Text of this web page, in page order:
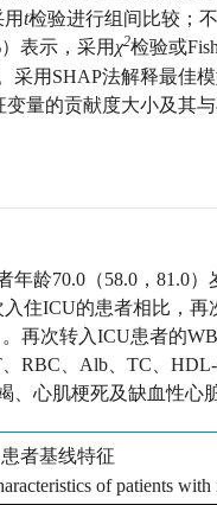
t检验进行组间比较；
）表示，采用χ2检验或
采用SHAP法解释最佳
变量的贡献度大小及其
年龄70.0（58.0，81.0
入住ICU的患者相比，
。再次转入ICU患者的
、RBC、Alb、TC、
、心肌梗死及缺血性心
者基线特征
of patients with